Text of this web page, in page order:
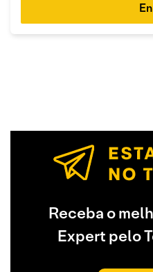
Receba o
Expert pelo